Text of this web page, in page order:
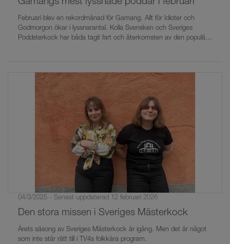
Februari blev en rekordmånad för Gamang. Allt för Idioter och
Godmorgon ökar i lyssnarantal. Kolla Svensken och Sveriges
Poddsterkock har båda tagit fart och återkomsten av den populära
04/3/2025 - Senast uppdaterad 12 februari 2026
Den stora missen i Sveriges Mästerkock
Årets säsong av Sveriges Mästerkock är igång. Men det är något
som inte står rätt till i TV4s folkkära program.